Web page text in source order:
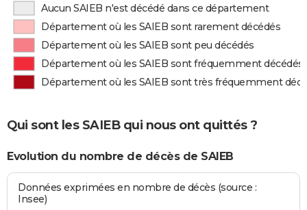
Aucun SAIEB n'est décédé dans ce département
Département où les SAIEB sont rarement décédés
Département où les SAIEB sont peu décédés
Département où les SAIEB sont fréquemment décédés
Département où les SAIEB sont très fréquemment
Qui sont les SAIEB qui nous ont quittés ?
Evolution du nombre de décès de SAIEB
Données exprimées en nombre de décès (source :
Insee)